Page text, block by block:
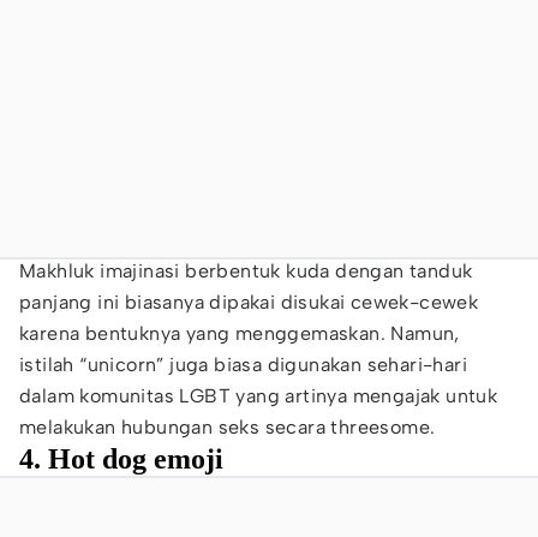
Makhluk imajinasi berbentuk kuda dengan tanduk
panjang ini biasanya dipakai disukai cewek-cewek
karena bentuknya yang menggemaskan. Namun,
istilah “unicorn” juga biasa digunakan sehari-hari
dalam komunitas LGBT yang artinya mengajak untuk
melakukan hubungan seks secara threesome.
4. Hot dog emoji